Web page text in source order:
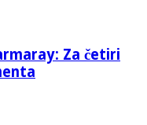
Za četiri